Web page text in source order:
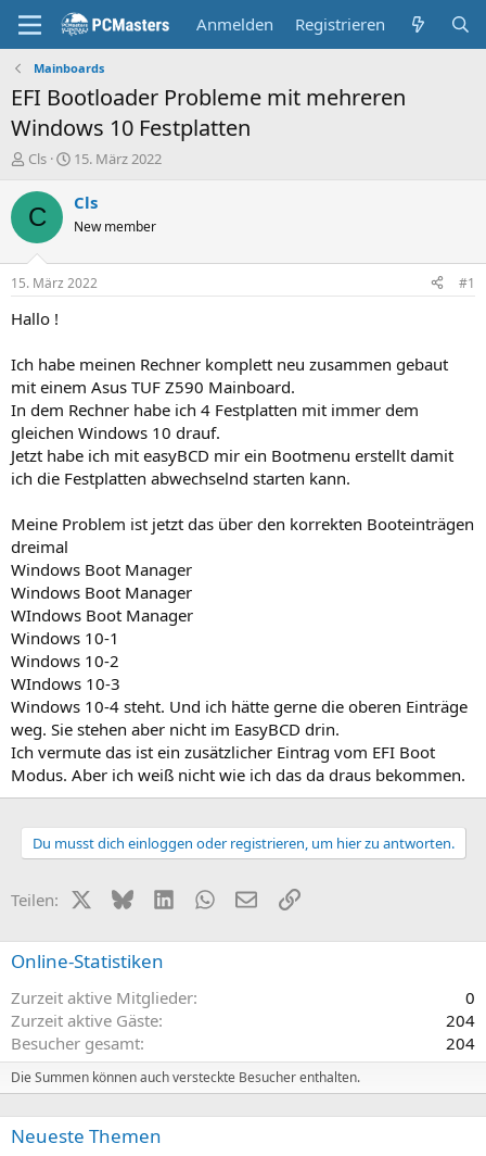
Anmelden Registrieren
Mainboards
EFI Bootloader Probleme mit mehreren
Windows 10 Festplatten
E
s
t
e
r
Cls
E
s
e
l
t
15. März 2022
C Cls
New member
15. März 2022 #1
Hallo !
Ich habe meinen Rechner komplett neu zusammen gebaut
mit einem Asus TUF Z590 Mainboard.
In dem Rechner habe ich 4 Festplatten mit immer dem
gleichen Windows 10 drauf.
Jetzt habe ich mit easyBCD mir ein Bootmenu erstellt damit
ich die Festplatten abwechselnd starten kann.
Meine Problem ist jetzt das über den korrekten Booteinträgen
dreimal
Windows Boot Manager
Windows Boot Manager
WIndows Boot Manager
Windows 10-1
Windows 10-2
WIndows 10-3
Windows 10-4 steht. Und ich hätte gerne die oberen Einträge
weg. Sie stehen aber nicht im EasyBCD drin.
Ich vermute das ist ein zusätzlicher Eintrag vom EFI Boot
Modus. Aber ich weiß nicht wie ich das da draus bekommen.
Du musst dich einloggen oder registrieren, um hier zu antworten.
Teilen: X (Twitter)
BlueskyLinkedInWhatsApp
E-MailLink
Online-Statistiken
Zurzeit aktive Mitglieder
0
Zurzeit aktive Gäste
204
Besucher gesamt
204
Die Summen können auch versteckte Besucher enthalten.
Neueste Themen